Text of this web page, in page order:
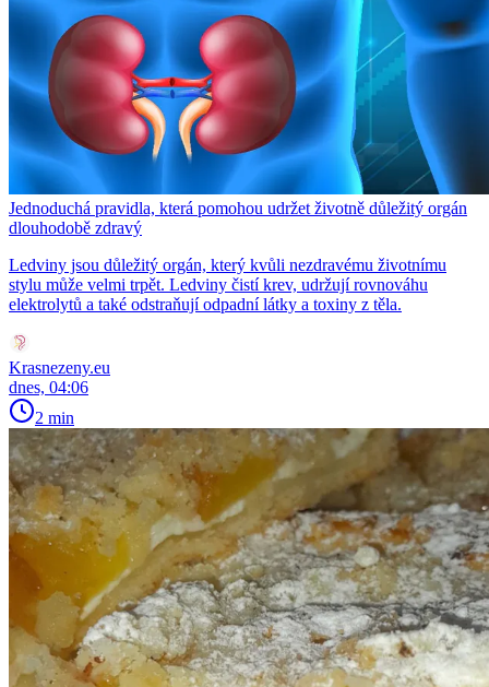
Jednoduchá pravidla, která pomohou udržet životně důležitý orgán
dlouhodobě zdravý
Ledviny jsou důležitý orgán, který kvůli nezdravému životnímu
stylu může velmi trpět. Ledviny čistí krev, udržují rovnováhu
elektrolytů a také odstraňují odpadní látky a toxiny z těla.
Krasnezeny.eu
dnes, 04:06
2 min